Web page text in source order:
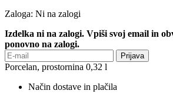
Zaloga: Ni na zalogi
Izdelka ni na zalogi. Vpiši svoj email in
ponovno na zalogi.
Prijava
Porcelan, prostornina 0,32 l
Način dostave in plačila